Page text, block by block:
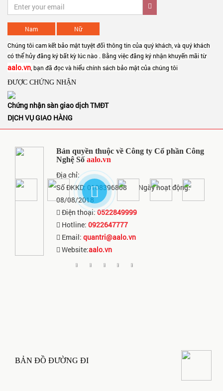
Nam Nữ
Chúng tôi cam kết bảo mật tuyệt đối thông tin của quý khách, và quý khách
có thể hủy đăng ký bất kỳ lúc nào . Bằng việc đăng ký nhận khuyến mãi từ
aalo.vn , bạn đã đọc và hiểu chính sách bảo mật của chúng tôi
ĐƯỢC CHỨNG NHẬN
Chứng nhận sàn giao dịch TMĐT
DỊCH VỤ GIAO HÀNG
Bản quyền thuộc về Công ty Cổ phần Công
Nghệ Số aalo.vn
Địa chỉ:
Số ĐKKD: 0108396808
Ngày hoạt động:
08/08/2018
Điện thoại:0522849999
Hotline: 0922647777
Email: quantri@aalo.vn
Website:aalo.vn
BẢN ĐỒ ĐƯỜNG ĐI